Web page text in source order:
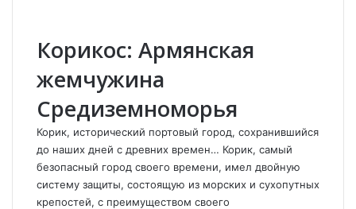
Корикос: Армянская
жемчужина
Средиземноморья
Корик, исторический портовый город, сохранившийся
до наших дней с древних времен… Корик, самый
безопасный город своего времени, имел двойную
систему защиты, состоящую из морских и сухопутных
крепостей, с преимуществом своего